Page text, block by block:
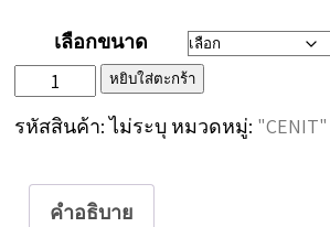
เลือกขนาด
จำนวน
“CENIT”
ต่อ
หยิบใส่ตะกร้า
รหัสสินค้า:ไม่ระบุ หมวดหมู่:
คำอธิบาย